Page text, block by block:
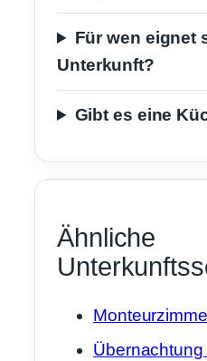
Für wen eignet
Unterkunft?
Gibt es eine
Ähnliche